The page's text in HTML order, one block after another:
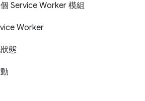
Service Worker 模組
Worker
態